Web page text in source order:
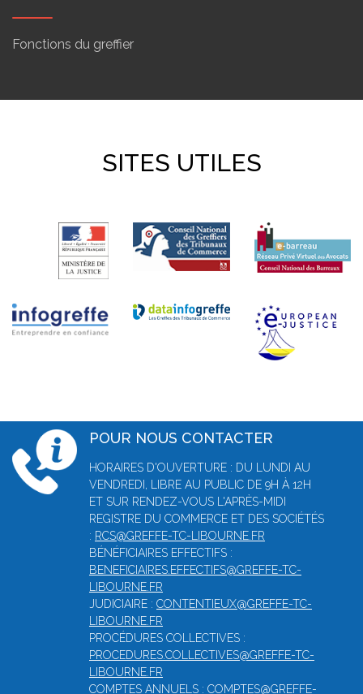
Fonctions du greffier
SITES UTILES
POUR NOUS CONTACTER
HORAIRES D'OUVERTURE : DU LUNDI AU
VENDREDI, LIBRE AU PUBLIC DE 9H À 12H
ET SUR RENDEZ-VOUS L'APRÈS-MIDI
REGISTRE DU COMMERCE ET DES SOCIÉTÉS
: RCS@GREFFE-TC-LIBOURNE.FR
BÉNÉFICIAIRES EFFECTIFS :
BENEFICIAIRES.EFFECTIFS@GREFFE-TC-
LIBOURNE.FR
JUDICIAIRE : CONTENTIEUX@GREFFE-TC-
LIBOURNE.FR
PROCÉDURES COLLECTIVES :
PROCEDURES.COLLECTIVES@GREFFE-TC-
LIBOURNE.FR
COMPTES ANNUELS : COMPTES@GREFFE-